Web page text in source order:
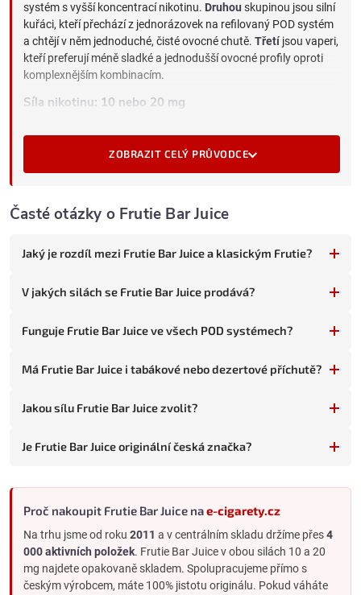
systém s vyšší koncentrací nikotinu. Druhou skupinou jsou silní
kuřáci, kteří přechází z jednorázovek na refilovaný POD systém
a chtějí v něm jednoduché, čisté ovocné chutě. Třetí jsou vaperi,
kteří preferují méně sladké a jednodušší ovocné profily oproti
komplexnějším kombinacím.
Síla nikotinu: 10 nebo 20 mg
a vaperům, kteří snižují sílu z 20 mg.
je maximum povolené v EU a hodí se silným kuřákům
(nad 20 cigaret) nebo při přechodu z 20mg jednorázovek
Frutie Bar Juice vs. klasické Frutie
Frutieobsahuje free-base nikotin v silách 0 až 18 mg, hodí se
10 ml).Frutie Bar Juiceobsahuje nikotinovou sůl v 10 a 20 mg
rozdíly v článku Rozdíl mezi klasickým nikotinem a nikotinovou
Příchutě Frutie Bar Juice
Najdete tady klasické jednodruhové ovoce (jahoda, borůvka,
chladivým efektem. Tabákové, dezertové ani nápojové profily
Frutie Bar Juice nemá - pro ty sáhněte po
Frutie Bar Juice
: čisté, jednoduché ovocné chutě.
Elfliq: nejširší výběr příchutí, chutě z jednorázovek Elf Bar.
X4 Bar Juice: ovocné profily z jednorázovek X4 Bar.
Liqua Salt: tabákové a klasické Liqua profily.
ZOBRAZIT CELÝ PRŮVODCE
Časté otázky o Frutie Bar Juice
Jaký je rozdíl mezi Frutie Bar Juice a klasickým Frutie?
V jakých silách se Frutie Bar Juice prodává?
Funguje Frutie Bar Juice ve všech POD systémech?
Má Frutie Bar Juice i tabákové nebo dezertové příchutě?
Jakou sílu Frutie Bar Juice zvolit?
Je Frutie Bar Juice originální česká značka?
Proč nakoupit Frutie Bar Juice nae-cigarety.cz
Na trhu jsme od roku 2011 a v centrálním skladu držíme přes4
000 aktivních položek. Frutie Bar Juice v obou silách 10 a 20
mg najdete opakovaně skladem. Spolupracujeme přímo s
českým výrobcem, máte 100% jistotu originálu. Pokud váháte